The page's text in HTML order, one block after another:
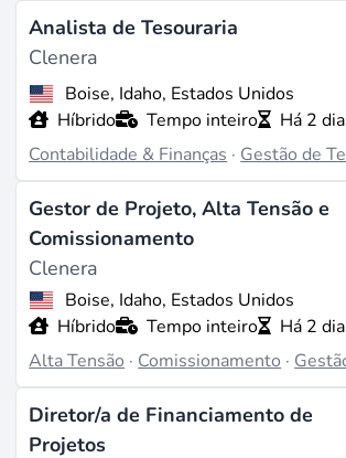
Analista de Tesouraria
Clenera
Boise, Idaho, Estados Unidos
Híbrido
Tempo inteiro
Há 2
Contabilidade & Finanças · Gestão de
Gestor de Projeto, Alta Tensão e
Comissionamento
Clenera
Boise, Idaho, Estados Unidos
Híbrido
Tempo inteiro
Há 2
Alta Tensão · Comissionamento ·
Diretor/a de Financiamento de
Projetos